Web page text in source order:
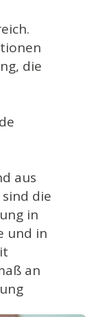
die
aus
die
in
und in
an